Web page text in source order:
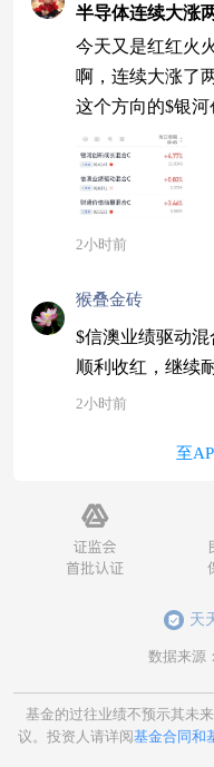
半导体连续大涨
今天又是红红火
啊，连续大涨了
这个方向的$银
4.77%，太牛了
吧！ $信澳业绩
值动量混合C$今
2小时前
猴叠金砖
$信澳业绩驱动
顺利收红，继续
2小时前
至
天
数据来源
基金的过往业绩不预示其未
议。投资人请详阅基金合同和